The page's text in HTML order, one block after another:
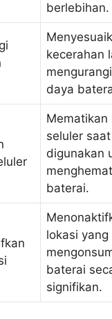
berlebihan.
kecerahan
daya
Mematikan
seluler
digunakan
baterai.
lokasi
baterai
signifikan.